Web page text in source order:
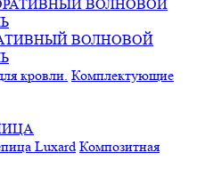
ВОЛНОВОЙ
Комплектующие
Композитная